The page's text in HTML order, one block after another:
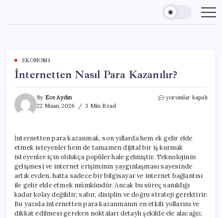
content
EKONOMI
İnternetten Nasıl Para Kazanılır?
By Ece Aydın
22 Nisan 2026
3 Min Read
İnternetten
yorumlar kapalı
İnternetten para kazanmak, son yıllarda hem ek gelir elde
etmek isteyenler hem de tamamen dijital bir iş kurmak
isteyenler için oldukça popüler hale gelmiştir. Teknolojinin
gelişmesi ve internet erişiminin yaygınlaşması sayesinde
artık evden, hatta sadece bir bilgisayar ve internet bağlantısı
ile gelir elde etmek mümkündür. Ancak bu süreç sanıldığı
kadar kolay değildir; sabır, disiplin ve doğru strateji gerektirir.
Bu yazıda internetten para kazanmanın en etkili yollarını ve
dikkat edilmesi gereken noktaları detaylı şekilde ele alacağız.